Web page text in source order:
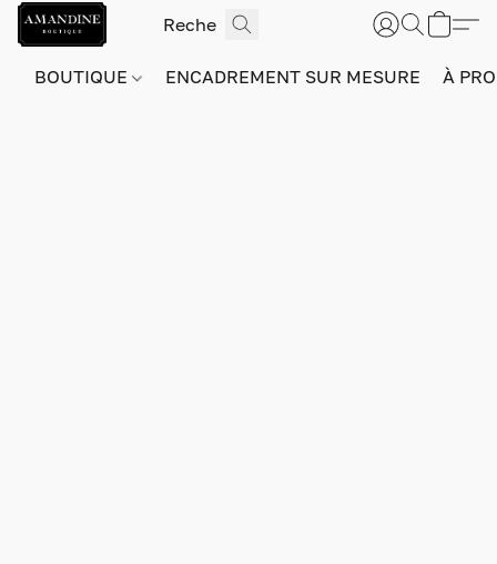
BOUTIQUE ENCADREMENT SUR MESURE À